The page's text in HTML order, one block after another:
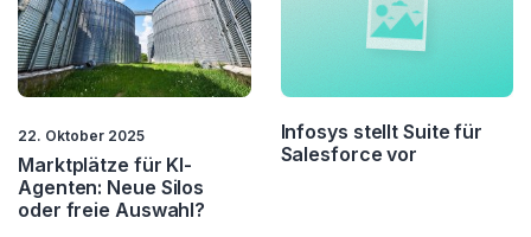
22. Oktober 2025
Marktplätze für KI-
Agenten: Neue Silos
oder freie Auswahl?
Infosys stellt Suite für
Salesforce vor